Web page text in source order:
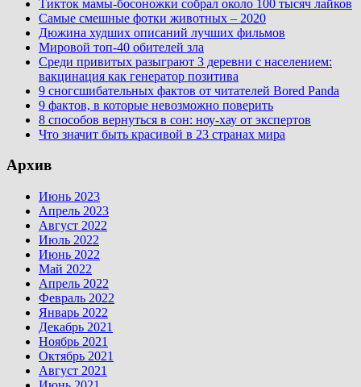
Тикток мамы-босоножки собрал около 100 тысяч лайков
Самые смешные фотки животных – 2020
Дюжина худших описаний лучших фильмов
Мировой топ-40 обителей зла
Среди привитых разыграют 3 деревни с населением:
вакцинация как генератор позитива
9 сногсшибательных фактов от читателей Bored Panda
9 фактов, в которые невозможно поверить
8 способов вернуться в сон: ноу-хау от экспертов
Что значит быть красивой в 23 странах мира
Архив
Июнь 2023
Апрель 2023
Август 2022
Июль 2022
Июнь 2022
Май 2022
Апрель 2022
Февраль 2022
Январь 2022
Декабрь 2021
Ноябрь 2021
Октябрь 2021
Август 2021